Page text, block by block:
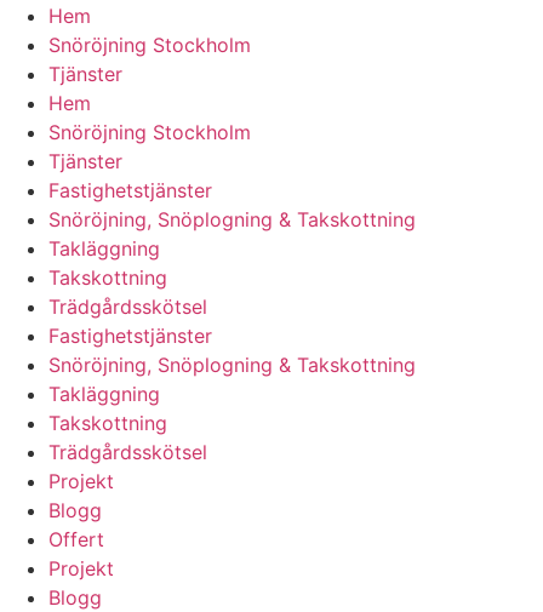
Hem
Snöröjning Stockholm
Tjänster
Hem
Snöröjning Stockholm
Tjänster
Fastighetstjänster
Snöröjning, Snöplogning & Takskottning
Takläggning
Takskottning
Trädgårdsskötsel
Fastighetstjänster
Snöröjning, Snöplogning & Takskottning
Takläggning
Takskottning
Trädgårdsskötsel
Projekt
Blogg
Offert
Projekt
Blogg